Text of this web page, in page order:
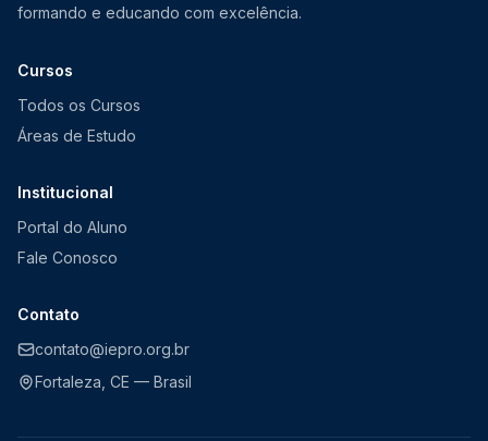
formando e educando com excelência.
Cursos
Todos os Cursos
Áreas de Estudo
Institucional
Portal do Aluno
Fale Conosco
Contato
contato@iepro.org.br
Fortaleza, CE — Brasil